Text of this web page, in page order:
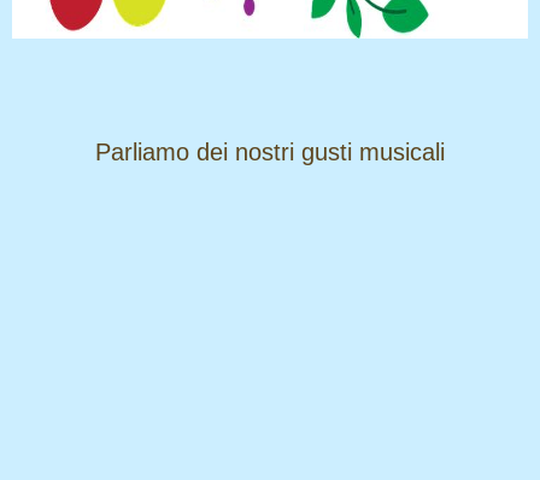
​​​​​​​Parliamo dei nostri gusti musicali